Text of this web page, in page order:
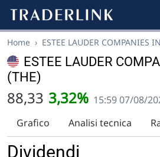
Home › ESTEE LAUDER COMPANIES
ESTEE LAUDER
(THE)
88,33 3,32% 15:59 07/08/
Grafico
Analisi tecnica
Dividendi